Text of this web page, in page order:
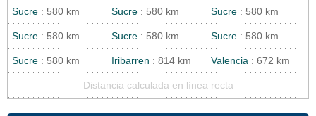
Sucre : 580 km Sucre : 580 km Sucre : 580 km
Sucre : 580 km Sucre : 580 km Sucre : 580 km
Sucre : 580 km Iribarren : 814 km Valencia : 672 km
Distancia calculada en línea recta